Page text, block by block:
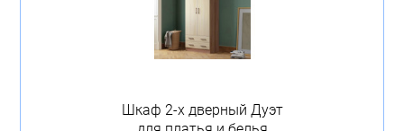
Шкаф 2-х дверный Дуэт